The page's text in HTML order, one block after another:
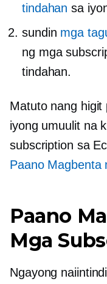
tindahan sa
sundin mga
ng mga
tindahan.
Matuto nang higit
iyong umuulit na
subscription sa
Paano Magbenta
Paano
Mga
Ngayong